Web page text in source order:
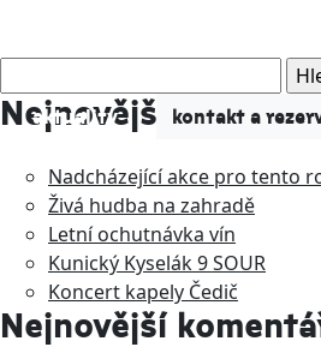
aktuality kontakt a
Nejnovější
Nadcházející akce pro tento
Živá hudba na zahradě
Letní ochutnávka vín
Kunický Kyselák 9 SOUR
Koncert kapely Čedič
Nejnovější